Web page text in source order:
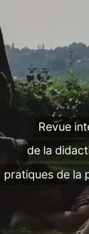
Revue
de la
pratiques de la